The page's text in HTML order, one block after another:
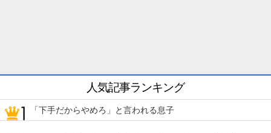
人気記事ランキング
「下手だからやめろ」と言われる息子